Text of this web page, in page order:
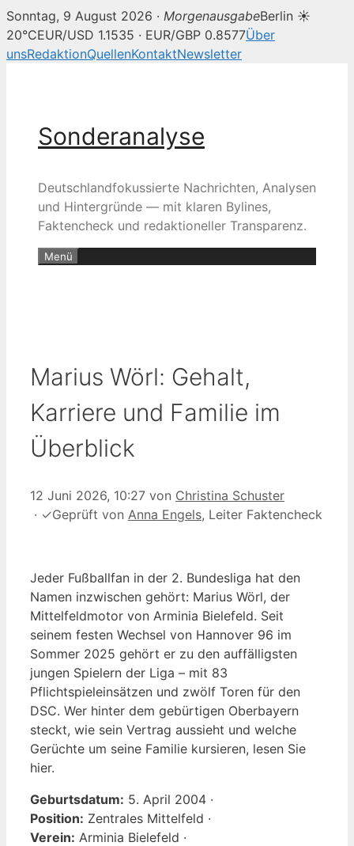
Sonntag, 9 August 2026 · MorgenausgabeBerlin ☀
20°CEUR/USD 1.1535 · EUR/GBP 0.8577Über
unsRedaktionQuellenKontaktNewsletter
Sonderanalyse
Deutschlandfokussierte Nachrichten, Analysen
und Hintergründe — mit klaren Bylines,
Faktencheck und redaktioneller Transparenz.
Menü
Marius Wörl: Gehalt,
Karriere und Familie im
Überblick
12 Juni 2026, 10:27 von Christina Schuster
· ✓Geprüft von Anna Engels, Leiter Faktencheck
Jeder Fußballfan in der 2. Bundesliga hat den
Namen inzwischen gehört: Marius Wörl, der
Mittelfeldmotor von Arminia Bielefeld. Seit
seinem festen Wechsel von Hannover 96 im
Sommer 2025 gehört er zu den auffälligsten
jungen Spielern der Liga – mit 83
Pflichtspieleinsätzen und zwölf Toren für den
DSC. Wer hinter dem gebürtigen Oberbayern
steckt, wie sein Vertrag aussieht und welche
Gerüchte um seine Familie kursieren, lesen Sie
hier.
Geburtsdatum: 5. April 2004 ·
Position: Zentrales Mittelfeld ·
Verein: Arminia Bielefeld ·